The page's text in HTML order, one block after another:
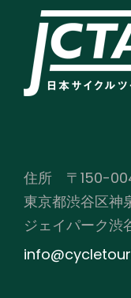
住所 〒150-
東京都渋谷区神
ジェイパーク渋